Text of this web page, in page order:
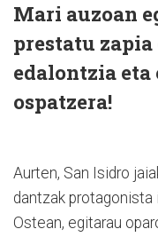
Mari auzoan
prestatu
edalontzia
ospatzera!
Aurten, San Isidro
dantzak protagonista
Ostean, egitarau